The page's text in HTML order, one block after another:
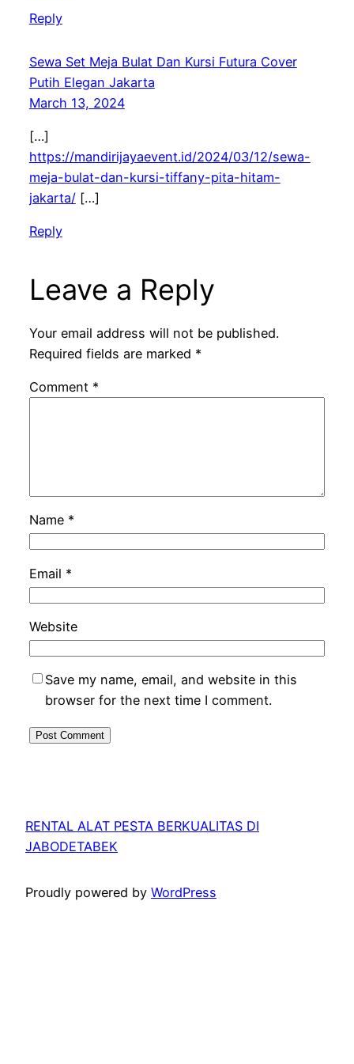
Reply
Sewa Set Meja Bulat Dan Kursi Futura Cover
Putih Elegan Jakarta
March 13, 2024
[…]
https://mandirijayaevent.id/2024/03/12/sewa-
meja-bulat-dan-kursi-tiffany-pita-hitam-
jakarta/[…]
Reply
Leave a Reply
Your email address will not be published.
Required fields are marked *
Comment *
Name *
Email *
Website
Save my name, email, and website in this
browser for the next time I comment.
RENTAL ALAT PESTA BERKUALITAS DI
JABODETABEK
Proudly powered by WordPress